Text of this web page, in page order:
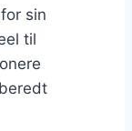
sin
til